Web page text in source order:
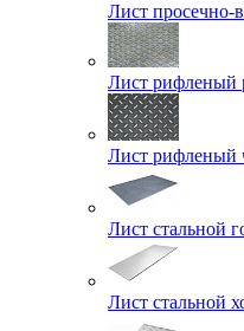
Лист просечно-
Лист рифленый
Лист рифленый
Лист стальной
Лист стальной